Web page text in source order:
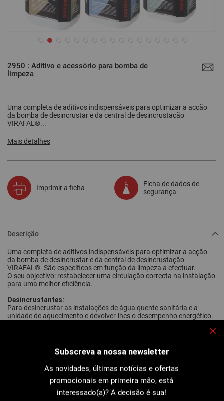
2950 : Aditivo e acessório para bomba de
limpeza
Uma completa de aditivos indispensáveis para optimizar a acção
da bomba de desincrustar e da central de desincrustação
VIRAFAL®...
Mais detalhes
Imprimir a ficha
Ficha de dados de
segurança
o
início
Galeria
imagens
Descrição
Uma completa de aditivos indispensáveis para optimizar a acção
da bomba de desincrustar e da central de desincrustação
VIRAFAL®. São específicos em função da limpeza a efectuar.
O seu objectivo: restabelecer uma circulação correcta na instalação
para uma melhor eficiência.
Desincrustantes:
Para desincrustar as instalações de água quente sanitária e a
unidade de aquecimento e devolver-lhes o desempenho energético.
que permite saber se o ácido ainda é suficientemente forte ou não.
É necessária a utilização de neutralizante ref. 295015 após a
desincrustação.
(ref. 295012 5 L) Desincrustante multi-materiais compatível com
todos os metais e ligasnormalmente presentes nas instalações,
incluindo o alumínio. Para a desincrustação das peças em alumínio,
é aconselhável limitar a duração da limpeza a 2 horas. Com este
Subscreva a nossa newsletter
As novidades, últimas notícias e ofertas
promocionais em primeira mão, está
interessado(a)? A decisão é sua!